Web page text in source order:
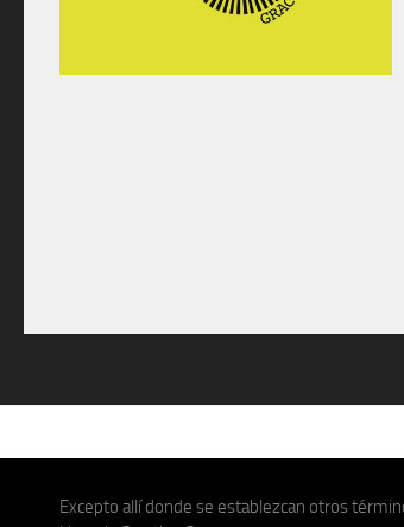
Excepto allí donde se establezcan otros